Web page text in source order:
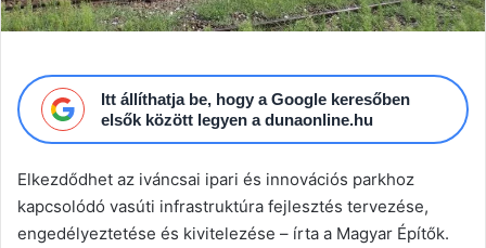
Itt állíthatja be, hogy a Google keresőben
elsők között legyen a dunaonline.hu
Elkezdődhet az iváncsai ipari és innovációs parkhoz
kapcsolódó vasúti infrastruktúra fejlesztés tervezése,
engedélyeztetése és kivitelezése – írta a Magyar Építők.